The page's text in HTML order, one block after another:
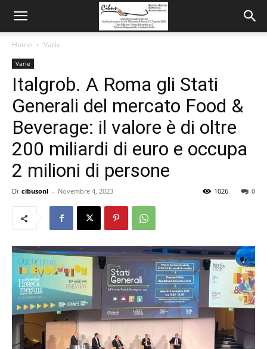
Home Varie
Varie
Italgrob. A Roma gli Stati
Generali del mercato Food &
Beverage: il valore è di oltre
200 miliardi di euro e occupa
2 milioni di persone
Di cibusonl - Novembre 4, 2023 0
1026